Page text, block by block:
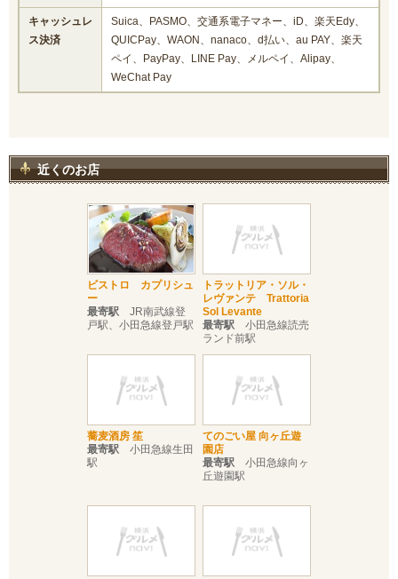
キャッシュレ
ス決済
Suica、PASMO、交通系電子マネー、iD、楽天Edy、
QUICPay、WAON、nanaco、d払い、au PAY、楽天
ペイ、PayPay、LINE Pay、メルペイ、Alipay、
WeChat Pay
近くのお店
ビストロ カプリシュ
ー
最寄駅 JR南武線登
戸駅、小田急線登戸駅
トラットリア・ソル・
レヴァンテ Trattoria
Sol Levante
最寄駅 小田急線読売
ランド前駅
蕎麦酒房 笙
最寄駅 小田急線生田
駅
てのごい屋 向ヶ丘遊
園店
最寄駅 小田急線向ヶ
丘遊園駅